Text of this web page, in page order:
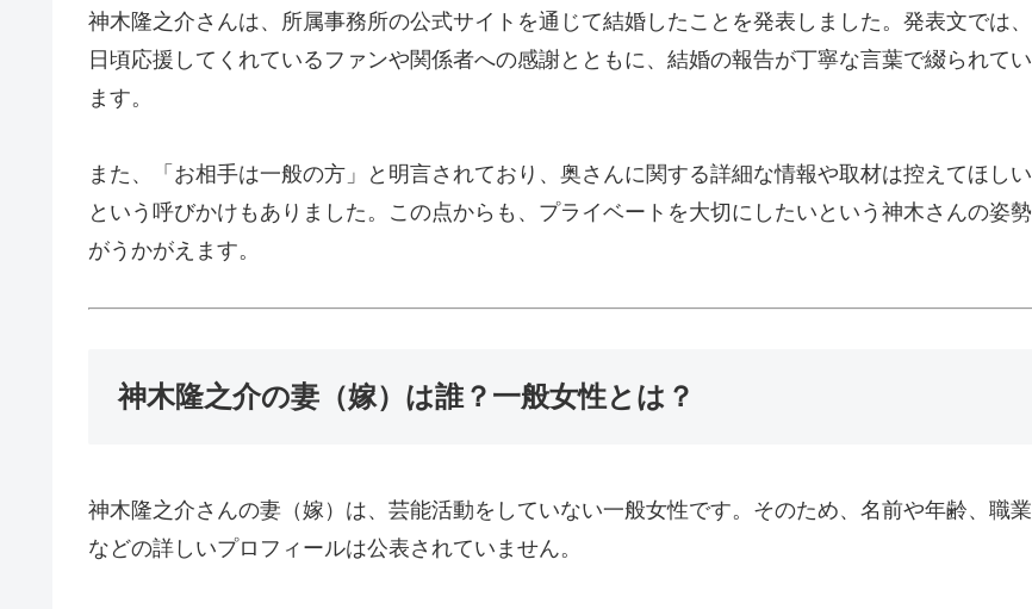
神木隆之介さんは、所属事務所の公式サイトを通じて結婚したことを発表しました。発表文では、
日頃応援してくれているファンや関係者への感謝とともに、結婚の報告が丁寧な言葉で綴られてい
ます。
また、「お相手は一般の方」と明言されており、奥さんに関する詳細な情報や取材は控えてほしい
という呼びかけもありました。この点からも、プライベートを大切にしたいという神木さんの姿勢
がうかがえます。
神木隆之介の妻（嫁）は誰？一般女性とは？
神木隆之介さんの妻（嫁）は、芸能活動をしていない一般女性です。そのため、名前や年齢、職業
などの詳しいプロフィールは公表されていません。